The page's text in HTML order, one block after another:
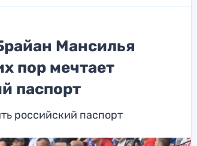
Мансилья
пор мечтает
паспорт
российский паспорт